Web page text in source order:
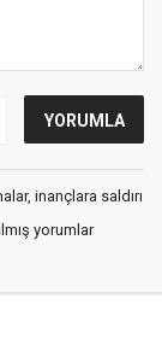
inançlara saldırı
yorumlar